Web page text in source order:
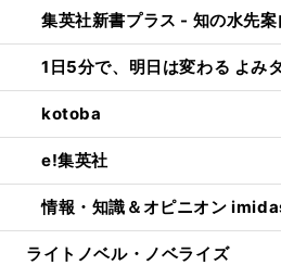
集英社新書プラス - 知の水先案
1日5分で、明日は変わる よみ
kotoba
e!集英社
情報・知識＆オピニオン
ライトノベル・ノベライズ